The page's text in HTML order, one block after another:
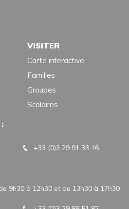
VISITER
Carte interactive
Familles
Groupes
Scolaires
+33 (0)3 29 91 33 16
9h30 à 12h30 et de 13h30 à 17h30